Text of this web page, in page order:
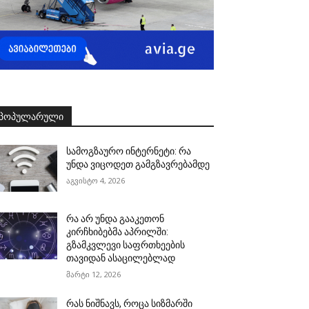
სამოგზაურო ინტერნეტი: რა
უნდა ვიცოდეთ გამგზავრებამდე
აგვისტო 4, 2026
რა არ უნდა გააკეთონ
კირჩხიბებმა აპრილში:
გზამკვლევი საფრთხეების
თავიდან ასაცილებლად
მარტი 12, 2026
რას ნიშნავს, როცა სიზმარში